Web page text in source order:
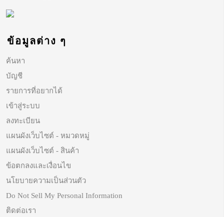
ข้อมูลต่าง ๆ
ค้นหา
บัญชี
รายการที่อยากได้
เข้าสู่ระบบ
ลงทะเบียน
แผนผังเว็บไซต์ - หมวดหมู่
แผนผังเว็บไซต์ - สินค้า
ข้อตกลงและเงื่อนไข
นโยบายความเป็นส่วนตัว
Do Not Sell My Personal Information
ติดต่อเรา